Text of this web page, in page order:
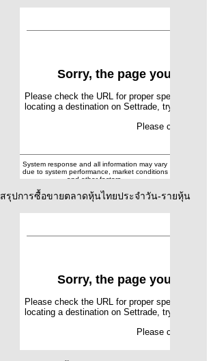
สรุปการซื้อขายตลาดหุ้นไทยประจำวัน-รายหุ้น